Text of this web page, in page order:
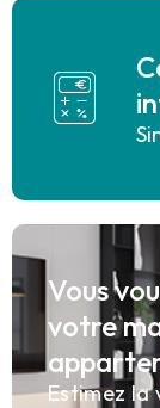
Vous
votre
Estimez la